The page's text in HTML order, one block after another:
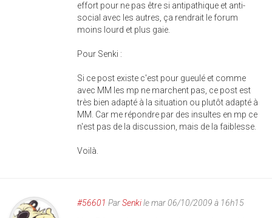
effort pour ne pas être si antipathique et anti-
social avec les autres, ça rendrait le forum
moins lourd et plus gaie.
Pour Senki :
Si ce post existe c'est pour gueulé et comme
avec MM les mp ne marchent pas, ce post est
très bien adapté à la situation ou plutôt adapté à
MM. Car me répondre par des insultes en mp ce
n'est pas de la discussion, mais de la faiblesse.
Voilà.
#56601 ParSenkile mar 06/10/2009 à 16h15